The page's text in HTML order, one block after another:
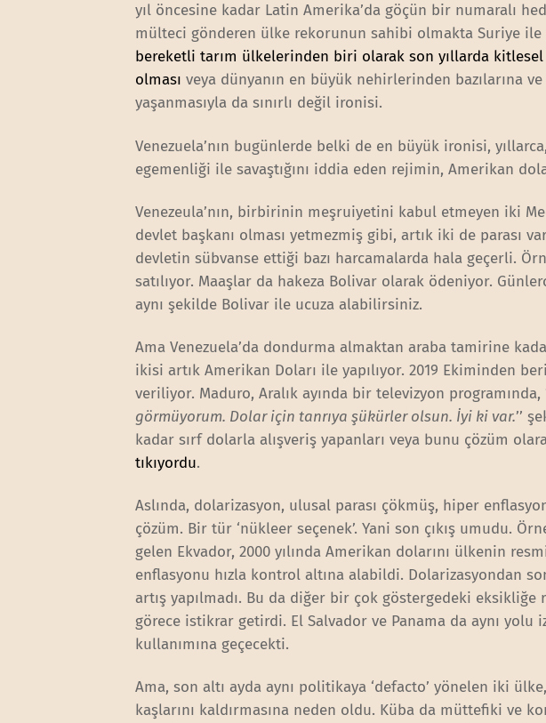
yıl öncesine kadar Latin Amerika’da göçün bir numaralı
mülteci gönderen ülke rekorunun sahibi olmakta Suriye ile
bereketli tarım ülkelerinden biri olarak son yıllarda
olması veya dünyanın en büyük nehirlerinden bazılarına
yaşanmasıyla da sınırlı değil ironisi.
Venezuela’nın bugünlerde belki de en büyük ironisi,
egemenliği ile savaştığını iddia eden rejimin, Amerikan
Venezeula’nın, birbirinin meşruiyetini kabul etmeyen iki
devlet başkanı olması yetmezmiş gibi, artık iki de parası
devletin sübvanse ettiği bazı harcamalarda hala geçerli.
satılıyor. Maaşlar da hakeza Bolivar olarak ödeniyor.
aynı şekilde Bolivar ile ucuza alabilirsiniz.
Ama Venezuela’da dondurma almaktan araba tamirine
ikisi artık Amerikan Doları ile yapılıyor. 2019 Ekiminden
veriliyor. Maduro, Aralık ayında bir televizyon programında,
görmüyorum. Dolar için tanrıya şükürler olsun. İyi ki var.’’
kadar sırf dolarla alışveriş yapanları veya bunu çözüm
tıkıyordu.
Aslında, dolarizasyon, ulusal parası çökmüş, hiper
çözüm. Bir tür ‘nükleer seçenek’. Yani son çıkış umudu.
gelen Ekvador, 2000 yılında Amerikan dolarını ülkenin
enflasyonu hızla kontrol altına alabildi. Dolarizasyondan
artış yapılmadı. Bu da diğer bir çok göstergedeki eksikliğe
görece istikrar getirdi. El Salvador ve Panama da aynı yolu
kullanımına geçecekti.
Ama, son altı ayda aynı politikaya ‘defacto’ yönelen iki
kaşlarını kaldırmasına neden oldu. Küba da müttefiki ve